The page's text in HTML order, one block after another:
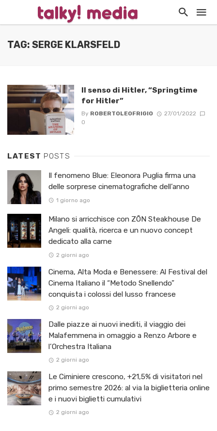
TAG: SERGE KLARSFELD
Il senso di Hitler, “Springtime
for Hitler”
By ROBERTOLEOFRIGIO
27/01/2022
0
LATEST POSTS
Il fenomeno Blue: Eleonora Puglia firma una
delle sorprese cinematografiche dell’anno
1 giorno ago
Milano si arricchisce con ZŌN Steakhouse De
Angeli: qualità, ricerca e un nuovo concept
dedicato alla carne
2 giorni ago
Cinema, Alta Moda e Benessere: Al Festival del
Cinema Italiano il “Metodo Snellendo”
conquista i colossi del lusso francese
2 giorni ago
Dalle piazze ai nuovi inediti, il viaggio dei
Malafemmena in omaggio a Renzo Arbore e
l’Orchestra Italiana ​
2 giorni ago
Le Ciminiere crescono, +21,5% di visitatori nel
primo semestre 2026: al via la biglietteria online
e i nuovi biglietti cumulativi
2 giorni ago